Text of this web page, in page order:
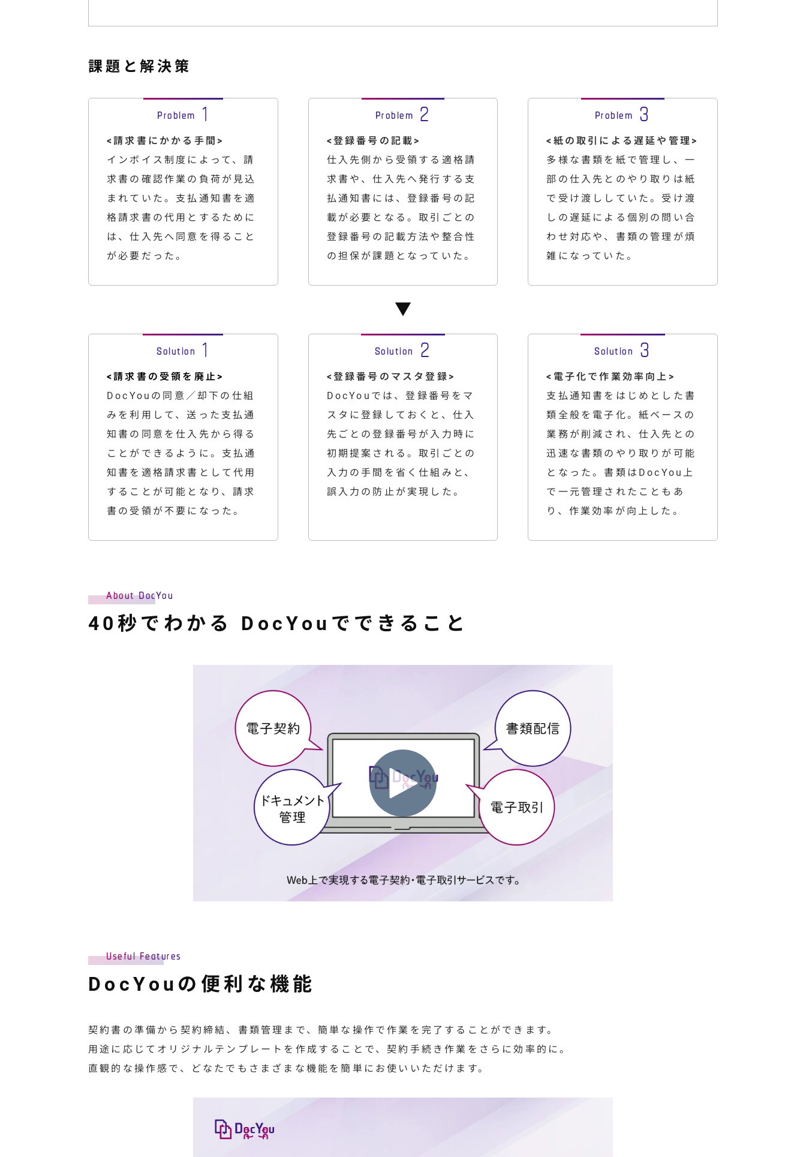
課題と解決策
<請求書にかかる手間>
インボイス制度によって、請
求書の確認作業の負荷が見込
まれていた。支払通知書を適
格請求書の代用とするために
は、仕入先へ同意を得ること
が必要だった。
<登録番号の記載>
仕入先側から受領する適格請
求書や、仕入先へ発行する支
払通知書には、登録番号の記
載が必要となる。取引ごとの
登録番号の記載方法や整合性
の担保が課題となっていた。
<紙の取引による遅延や管理>
多様な書類を紙で管理し、一
部の仕入先とのやり取りは紙
で受け渡ししていた。受け渡
しの遅延による個別の問い合
わせ対応や、書類の管理が煩
雑になっていた。
▼
<請求書の受領を廃止>
DocYouの同意／却下の仕組
みを利用して、送った支払通
知書の同意を仕入先から得る
ことができるように。支払通
知書を適格請求書として代用
することが可能となり、請求
書の受領が不要になった。
<登録番号のマスタ登録>
DocYouでは、登録番号をマ
スタに登録しておくと、仕入
先ごとの登録番号が入力時に
初期提案される。取引ごとの
入力の手間を省く仕組みと、
誤入力の防止が実現した。
<電子化で作業効率向上>
支払通知書をはじめとした書
類全般を電子化。紙ベースの
業務が削減され、仕入先との
迅速な書類のやり取りが可能
となった。書類はDocYou上
で一元管理されたこともあ
り、作業効率が向上した。
About DocYou
40秒でわかる DocYouでできること
Useful Features
DocYouの便利な機能
契約書の準備から契約締結、書類管理まで、簡単な操作で作業を完了することができます。
用途に応じてオリジナルテンプレートを作成することで、契約手続き作業をさらに効率的に。
直観的な操作感で、どなたでもさまざまな機能を簡単にお使いいただけます。